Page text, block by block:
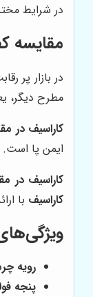
در شرایط
مقایسه
در بازار پر
مطرح دیگر،
کاراسیف در
ایمن پا است.
کاراسیف در
کاراسیف با
رویه
پنجه